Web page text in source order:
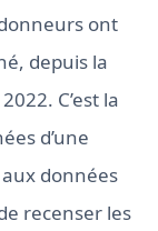
ont
depuis la
C’est la
d’une
données
recenser les